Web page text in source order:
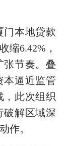
门本地贷款
缩6.42%，
张节奏。叠
本逼近监管
，此次组织
破解区域深
作。